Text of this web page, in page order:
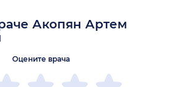
Акопян Артем
Оцените врача